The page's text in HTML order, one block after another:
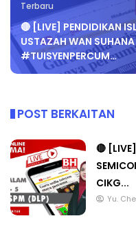
Terbaru
🔴 [LIVE] PENDIDIKAN
USTAZAH WAN
#TUISYENPERCUM…
POST BERKAITAN
🔴
CIKG...
Yu.